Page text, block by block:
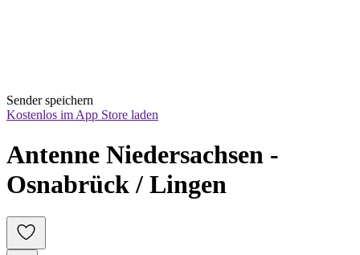
Sender speichern
Kostenlos im App Store laden
Antenne Niedersachsen -
Osnabrück / Lingen